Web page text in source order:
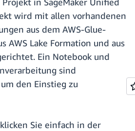
wird mit allen vorhandenen
aus dem AWS-Glue-
AWS Lake Formation und aus
Ein Notebook und
sind
den Einstieg zu
Sie einfach in der